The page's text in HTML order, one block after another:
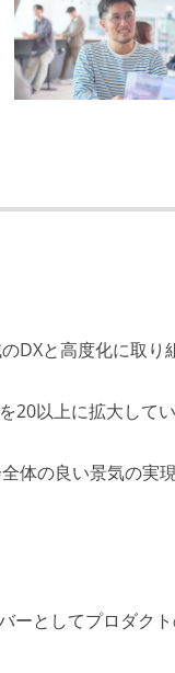
DXと高度化に取り
20以上に拡大して
体の良い景気の実
ーとしてプロダク